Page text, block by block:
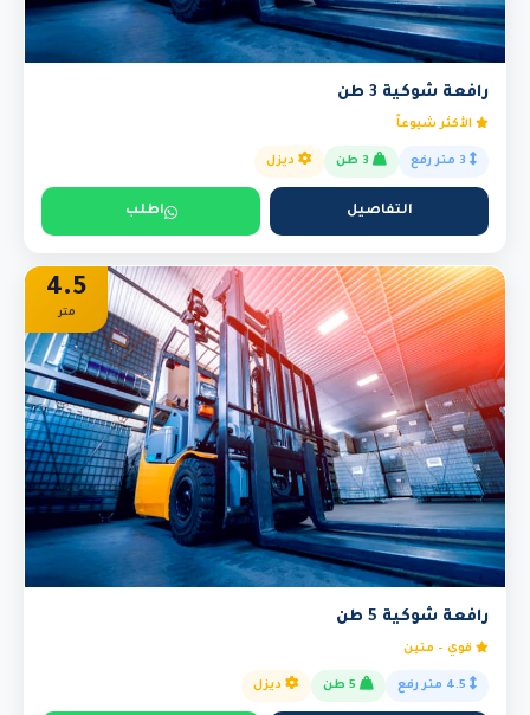
رافعة شوكية 3 طن
الأكثر شيوعاً
ديزل
التفاصيل اطلب
4.5
متر
رافعة شوكية 5 طن
قوي - متين
ديزل